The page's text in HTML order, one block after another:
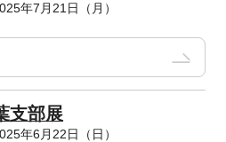
年7月21日（月）
支部展
年6月22日（日）